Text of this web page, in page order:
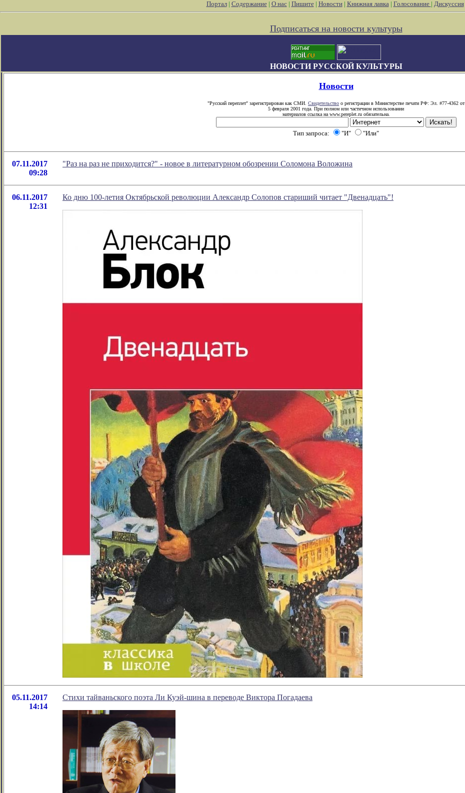
Портал| Содержание| О нас| Пишите| Новости| Книжная лавка| Голосование | Дискуссия
Подписаться на новости культуры
НОВОСТИ РУССКОЙ КУЛЬТУРЫ
Новости
"Русский переплет" зарегистрирован как СМИ. Свидетельство о регистрации в Министерстве печати РФ: Эл. #77-4362 от
5 февраля 2001 года. При полном или частичном использовании
материалов ссылка на www.pereplet.ru обязательна.
Тип запроса: "И" "Или"
07.11.2017
09:28
"Раз на раз не приходится?" - новое в литературном обозрении Соломона Воложина
06.11.2017
12:31
Ко дню 100-летия Октябрьской революции Александр Солопов стариший читает "Двенадцать"!
05.11.2017
14:14
Стихи тайваньского поэта Ли Куэй-шина в переводе Виктора Погадаева